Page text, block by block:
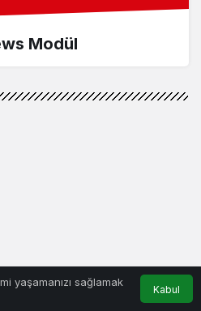
Modül
yaşamanızı sağlamak
Kabul